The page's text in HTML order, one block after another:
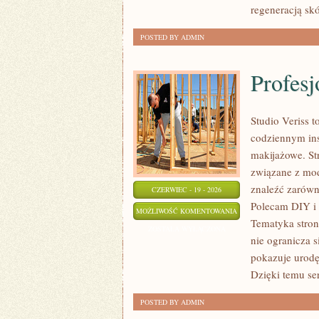
regeneracją
POSTED BY ADMIN
CZERWIEC - 19 - 2026
MOŻLIWOŚĆ KOMENTOWANIA PROFESJONALNE
TRIKI
WIZAŻYSTÓW
Studio Veriss
codziennym
makijażowe.
związane z
znaleźć
Polecam DIY i
Tematyka
nie ogranicza
pokazuje
Dzięki temu
POSTED BY ADMIN